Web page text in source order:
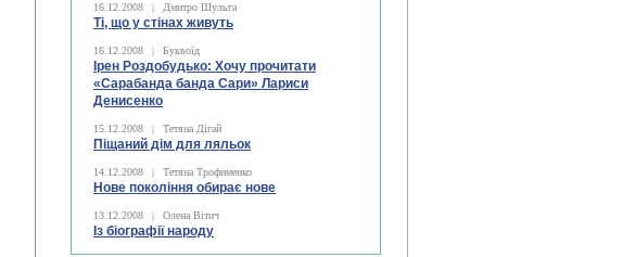
16.12.2008 | Дмитро Шульга
Ті, що у стінах живуть
16.12.2008 | Буквоїд
Ірен Роздобудько: Хочу прочитати
«Сарабанда банда Сари» Лариси
Денисенко
15.12.2008 | Тетяна Дігай
Піщаний дім для ляльок
14.12.2008 | Тетяна Трофименко
Нове покоління обирає нове
13.12.2008 | Олена Вітич
Із біографії народу